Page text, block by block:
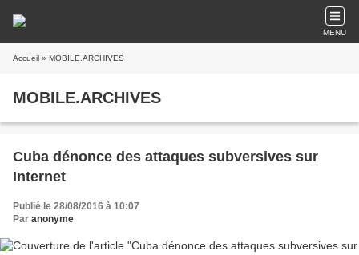
MENU
Accueil » MOBILE.ARCHIVES
MOBILE.ARCHIVES
Cuba dénonce des attaques subversives sur
Internet
Publié le 28/08/2016 à 10:07
Par anonyme